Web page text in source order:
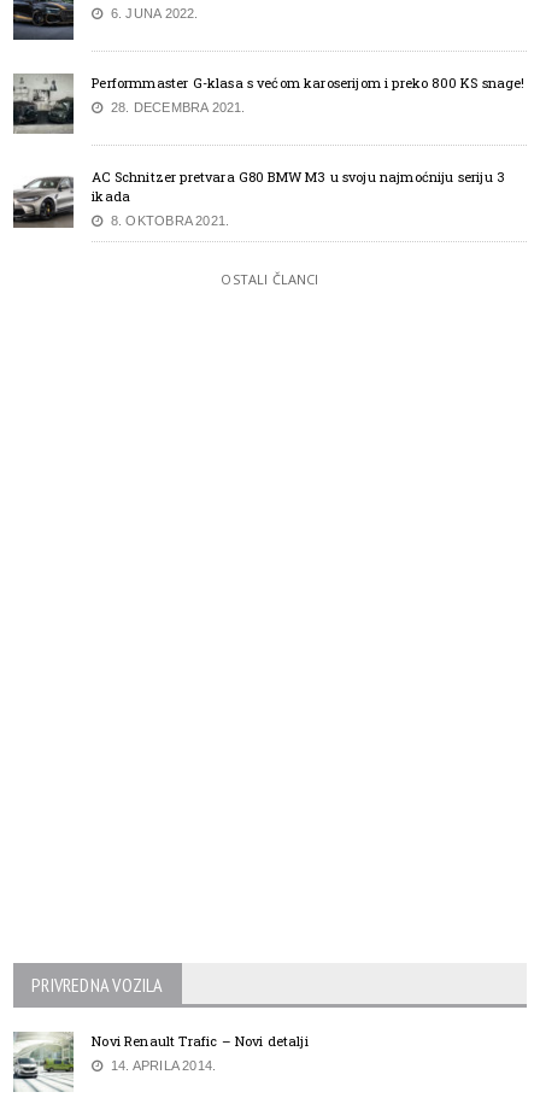
6. JUNA 2022.
Performmaster G-klasa s većom karoserijom i preko 800 KS snage!
28. DECEMBRA 2021.
AC Schnitzer pretvara G80 BMW M3 u svoju najmoćniju seriju 3
ikada
8. OKTOBRA 2021.
OSTALI ČLANCI
PRIVREDNA VOZILA
Novi Renault Trafic – Novi detalji
14. APRILA 2014.